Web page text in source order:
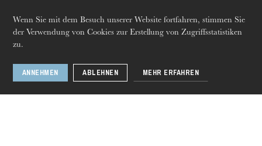
Wenn Sie mit dem Besuch unserer Website fortfahren, stimmen Sie
der Verwendung von Cookies zur Erstellung von Zugriffsstatistiken
zu.
ANNEHMEN ABLEHNEN MEHR ERFAHREN